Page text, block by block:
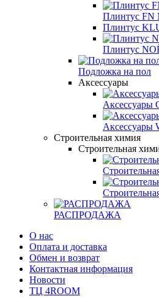
Плинтус FN
Плинтус
Плинтус
Подложка на пол
Аксессуары
Аксессуары
Аксессуары
Строительная химия
Строительная
РАСПРОДАЖА
О нас
Оплата и доставка
Обмен и возврат
Контактная информация
Новости
ТЦ 4ROOM